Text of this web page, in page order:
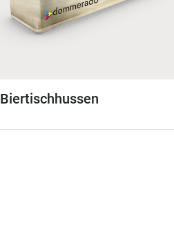
Biertischhussen